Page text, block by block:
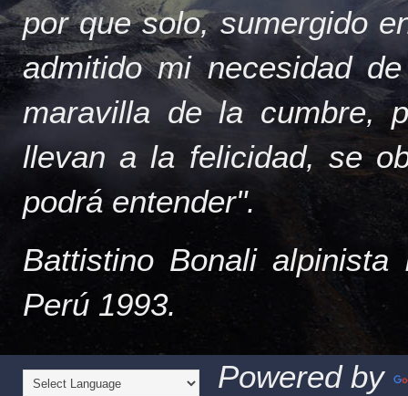
por que solo, sumergido
admitido mi necesidad
maravilla de la cumbre,
llevan a la felicidad, se
podrá entender".
Battistino Bonali
Perú 1993.
Powered by